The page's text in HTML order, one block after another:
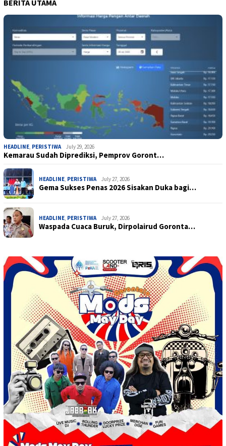
BERITA UTAMA
HEADLINE PERISTIWA July 29, 2026
Kemarau Sudah Diprediksi, Pemprov Goront…
HEADLINE PERISTIWA July 27, 2026
Gema Sukses Penas 2026 Sisakan Duka bagi…
HEADLINE PERISTIWA July 27, 2026
Waspada Cuaca Buruk, Dirpolairud Goronta…